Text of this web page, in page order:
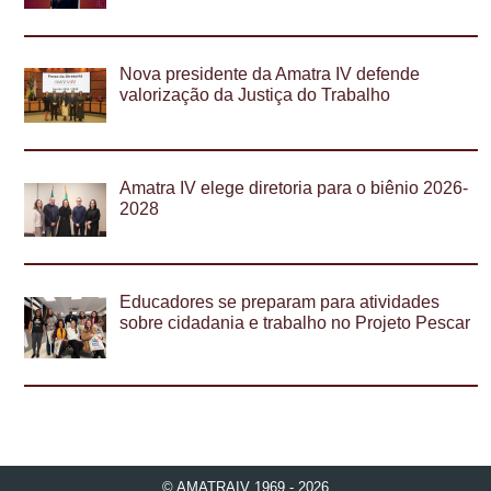
Nova presidente da Amatra IV defende
valorização da Justiça do Trabalho
Amatra IV elege diretoria para o biênio 2026-
2028
Educadores se preparam para atividades
sobre cidadania e trabalho no Projeto Pescar
© AMATRAIV 1969 - 2026